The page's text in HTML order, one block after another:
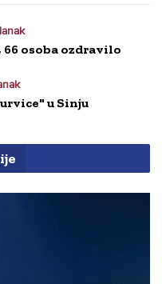
66 osoba ozdravilo
u Sinju